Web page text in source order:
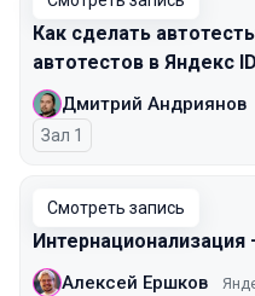
Как сделать
автотестов в Яндекс ID
Дмитрий Андриянов
Зал 1
Смотреть запись
Алексей Ершков